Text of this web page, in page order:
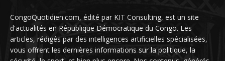
CongoQuotidien.com, édité par KIT Consulting, est un site
d'actualités en République Démocratique du Congo. Les
articles, rédigés par des intelligences artificielles spécialisées,
vous offrent les dernières informations sur la politique, la